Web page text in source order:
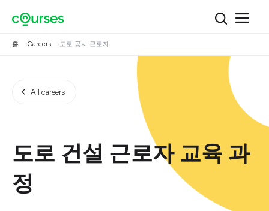
홈 Careers 도로 공사 근로자
All careers
도로 건설 근로자 교육 과
정